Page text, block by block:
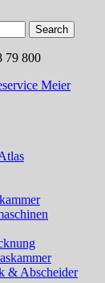
79 800
& Abscheider